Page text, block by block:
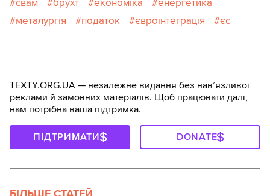
свам брухт економіка
енергетика
металургія
податок євроінтеграція єс
TEXTY.ORG.UA — незалежне видання без навʼязливої
реклами й замовних матеріалів. Щоб працювати далі,
нам потрібна ваша підтримка.
ПІДТРИМАТИ DONATE